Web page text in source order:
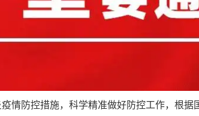
情防控措施，科学精准做好防控工作，根